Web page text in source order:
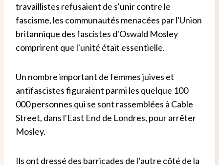
travaillistes refusaient de s'unir contre le
fascisme, les communautés menacées par l'Union
britannique des fascistes d'Oswald Mosley
comprirent que l'unité était essentielle.
Un nombre important de femmes juives et
antifascistes figuraient parmi les quelque 100
000 personnes qui se sont rassemblées à Cable
Street, dans l'East End de Londres, pour arrêter
Mosley.
Ils ont dressé des barricades de l’autre côté de la